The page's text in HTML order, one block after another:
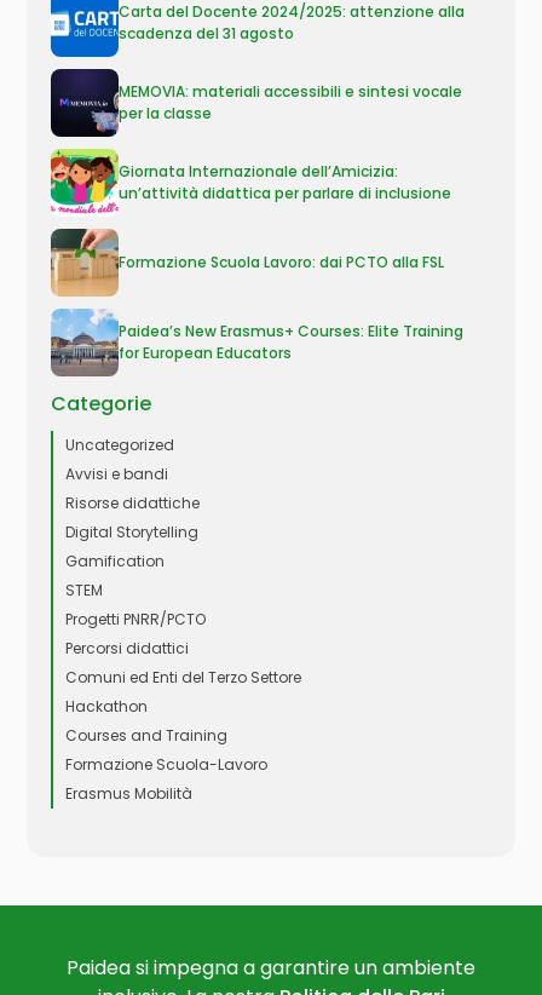
Carta del Docente 2024/2025: attenzione alla
scadenza del 31 agosto
MEMOVIA: materiali accessibili e sintesi vocale
per la classe
Giornata Internazionale dell’Amicizia:
un’attività didattica per parlare di inclusione
Formazione Scuola Lavoro: dai PCTO alla FSL
Paidea’s New Erasmus+ Courses: Elite Training
for European Educators
Categorie
Uncategorized
Avvisi e bandi
Risorse didattiche
Digital Storytelling
Gamification
STEM
Progetti PNRR/PCTO
Percorsi didattici
Comuni ed Enti del Terzo Settore
Hackathon
Courses and Training
Formazione Scuola-Lavoro
Erasmus Mobilità
Paidea si impegna a garantire un ambiente